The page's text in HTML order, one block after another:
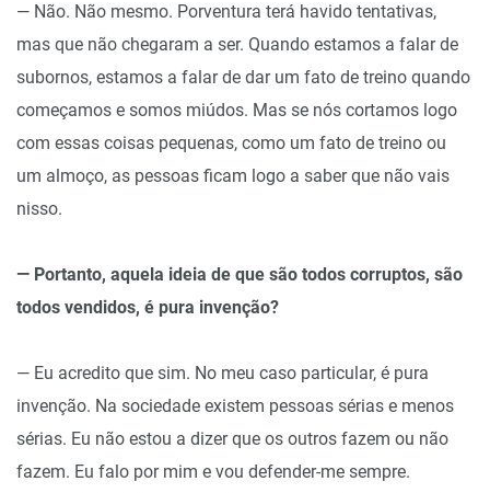
— Não. Não mesmo. Porventura terá havido tentativas,
mas que não chegaram a ser. Quando estamos a falar de
subornos, estamos a falar de dar um fato de treino quando
começamos e somos miúdos. Mas se nós cortamos logo
com essas coisas pequenas, como um fato de treino ou
um almoço, as pessoas ficam logo a saber que não vais
nisso.
— Portanto, aquela ideia de que são todos corruptos, são
todos vendidos, é pura invenção?
— Eu acredito que sim. No meu caso particular, é pura
invenção. Na sociedade existem pessoas sérias e menos
sérias. Eu não estou a dizer que os outros fazem ou não
fazem. Eu falo por mim e vou defender-me sempre.